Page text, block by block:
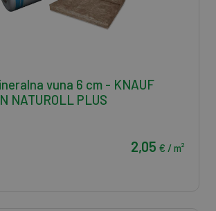
vuna 6 cm - KNAUF
NATUROLL PLUS
2,05 € / m²